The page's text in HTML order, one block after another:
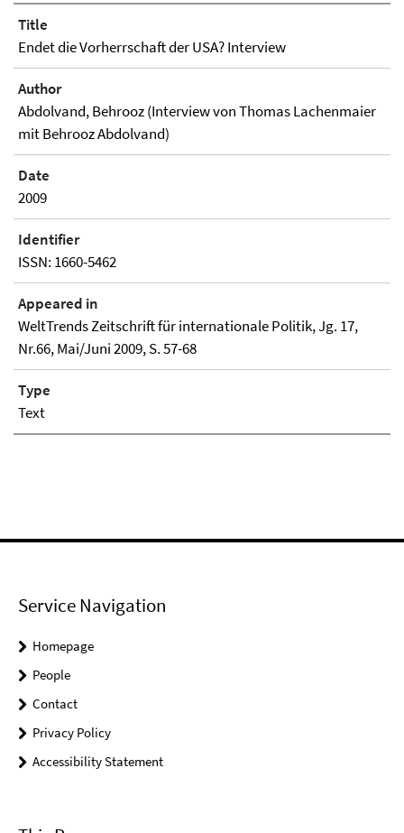
Title
Endet die Vorherrschaft der USA? Interview
Author
Abdolvand, Behrooz (Interview von Thomas Lachenmaier
mit Behrooz Abdolvand)
Date
2009
Identifier
ISSN: 1660-5462
Appeared in
WeltTrends Zeitschrift für internationale Politik, Jg. 17,
Nr.66, Mai/Juni 2009, S. 57-68
Type
Text
Service Navigation
Homepage
People
Contact
Privacy Policy
Accessibility Statement